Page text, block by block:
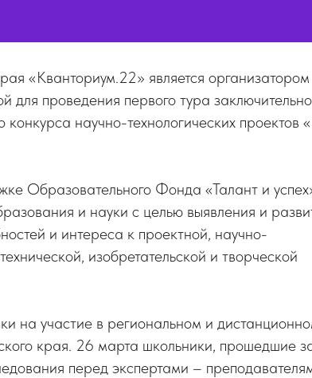
«Кванториум.22» является организатором
для проведения первого тура
научно-технологических проектов
Образовательного Фонда «Талант и
и науки с целью выявления и
и интереса к проектной, научно-
изобретательской и творческой
на участие в региональном и
края. 26 марта школьники, прошедшие
перед экспертами –